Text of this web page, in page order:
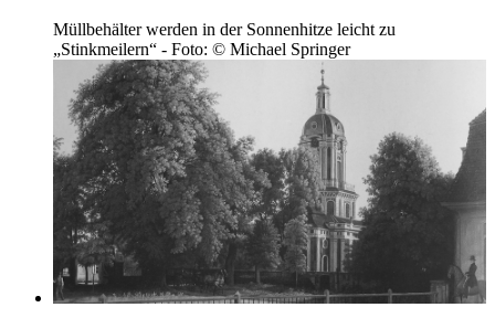
Müllbehälter werden in der Sonnenhitze leicht zu
„Stinkmeilern“ - Foto: © Michael Springer